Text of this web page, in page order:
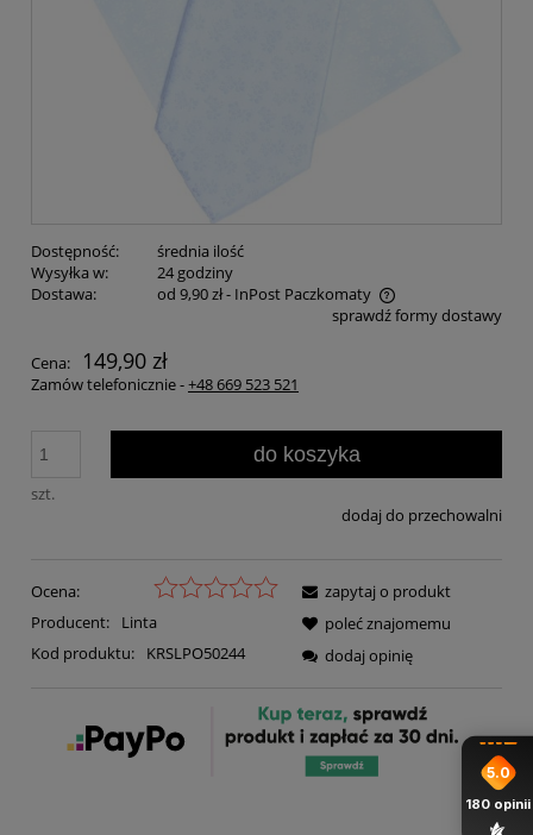
Dostępność:
średnia ilość
Wysyłka w:
24 godziny
Dostawa:
od 9,90 zł- InPost Paczkomaty
sprawdź formy dostawy
Cena: 149,90 zł
Zamów telefonicznie -+48 669 523 521
szt.
do koszyka
dodaj do przechowalni
Ocena:
Producent:
Linta
Kod produktu:
KRSLPO50244
zapytaj o produkt
poleć znajomemu
dodaj opinię
5.0
180 opinii